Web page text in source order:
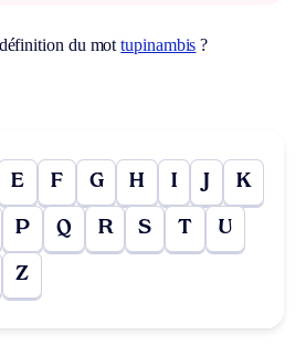
du mottupinambis ?
E F G H I J K
P Q R S T U
Z